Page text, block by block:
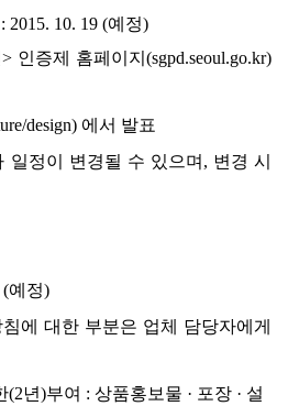
10. 19 (예정)
인증제 홈페이지(sgpd.seoul.go.kr)
design) 에서 발표
정이 변경될 수 있으며, 변경 시
예정)
에 대한 부분은 업체 담당자에게
년)부여 : 상품홍보물 · 포장 · 설